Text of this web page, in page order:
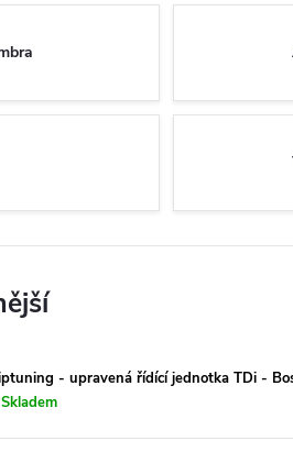
- upravená řídící jednotka TDi -
Skladem